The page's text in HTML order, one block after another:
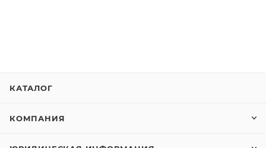
КАТАЛОГ
КОМПАНИЯ